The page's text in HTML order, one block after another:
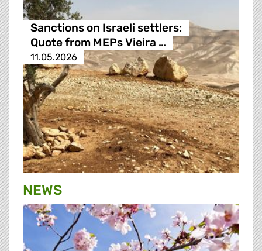
Sanctions on Israeli settlers:
Quote from MEPs Vieira …
11.05.2026
NEWS